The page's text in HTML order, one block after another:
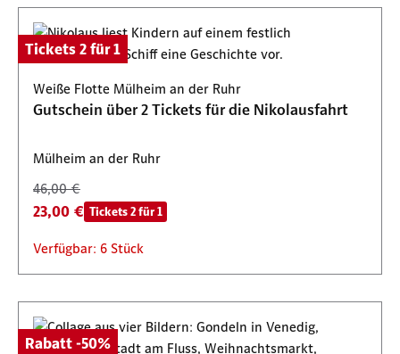
Tickets 2 für 1
Weiße Flotte Mülheim an der Ruhr
Gutschein über 2 Tickets für die Nikolausfahrt
Mülheim an der Ruhr
46,00 €
23,00 € Tickets 2 für 1
Verfügbar: 6 Stück
Rabatt -50%